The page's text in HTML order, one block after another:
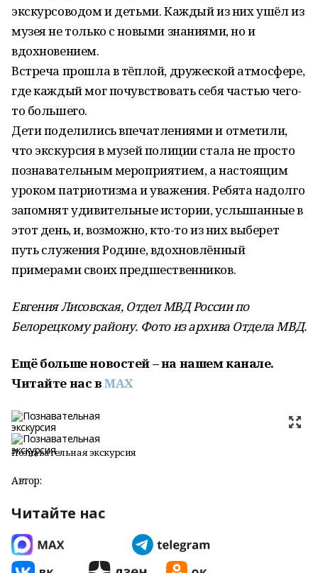
экскурсоводом и детьми. Каждый из них ушёл из
музея не только с новыми знаниями, но и
вдохновением.
Встреча прошла в тёплой, дружеской атмосфере,
где каждый мог почувствовать себя частью чего-
то большего.
Дети поделились впечатлениями и отметили,
что экскурсия в музей полиции стала не просто
познавательным мероприятием, а настоящим
уроком патриотизма и уважения. Ребята надолго
запомнят удивительные истории, услышанные в
этот день, и, возможно, кто-то из них выберет
путь служения Родине, вдохновлённый
примерами своих предшественников.
Евгения Лисовская, Отдел МВД России по
Белорецкому району. Фото из архива Отдела МВД.
Ещё больше новостей – на нашем канале.
Читайте нас вMAX
Познавательная экскурсия
Автор:
Читайте нас